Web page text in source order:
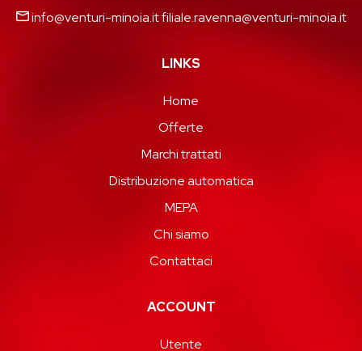
info@venturi-minoia.itfiliale.ravenna@venturi-minoia.it
LINKS
Home
Offerte
Marchi trattati
Distribuzione automatica
MEPA
Chi siamo
Contattaci
ACCOUNT
Utente